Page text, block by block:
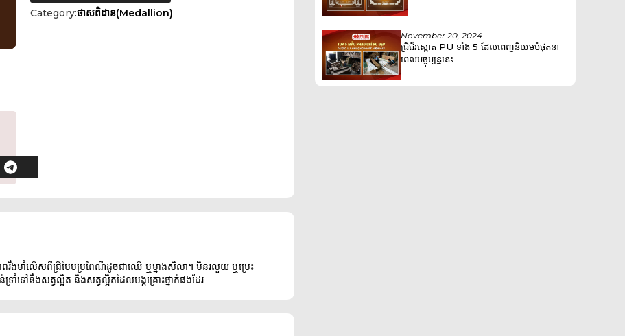
Category:ថាសពិដាន(Medallion)
រឹងមាំលើសពីជ្រីបែបប្រពៃណីដូចជាឈើ ឬម្នាងសិលា។ មិនរលួយ ឬប្រេះ
ទៅនឹងសត្វល្អិត និងសត្វល្អិតដែលបង្កគ្រោះថ្នាក់ផងដែរ
November 20, 2024
ជ្រីជ័រស្ពោត PU ទាំង 5 ដែលពេញនិយមបំផុតនា
ពេលបច្ចុប្បន្ននេះ